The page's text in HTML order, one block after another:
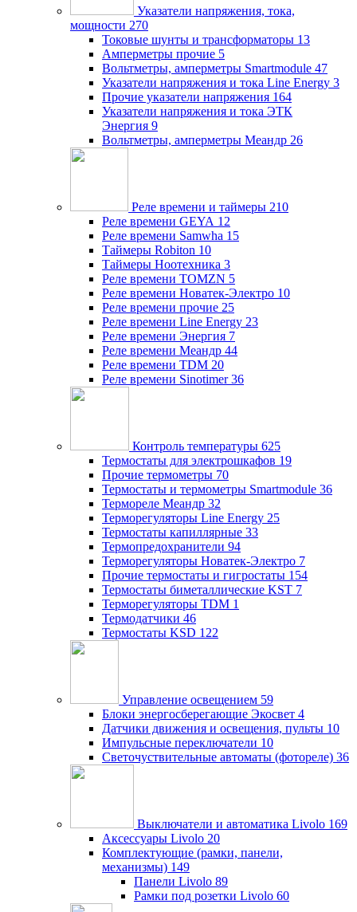
Указатели напряжения, тока,
мощности 270
Токовые шунты и трансформаторы 13
Амперметры прочие 5
Вольтметры, амперметры Smartmodule 47
Указатели напряжения и тока Line Energy 3
Прочие указатели напряжения 164
Указатели напряжения и тока ЭТК
Энергия 9
Вольтметры, амперметры Меандр 26
Реле времени и таймеры 210
Реле времени GEYA 12
Реле времени Samwha 15
Таймеры Robiton 10
Таймеры Ноотехника 3
Реле времени TOMZN 5
Реле времени Новатек-Электро 10
Реле времени прочие 25
Реле времени Line Energy 23
Реле времени Энергия 7
Реле времени Меандр 44
Реле времени TDM 20
Реле времени Sinotimer 36
Контроль температуры 625
Термостаты для электрошкафов 19
Прочие термометры 70
Термостаты и термометры Smartmodule 36
Термореле Меандр 32
Терморегуляторы Line Energy 25
Термостаты капиллярные 33
Термопредохранители 94
Терморегуляторы Новатек-Электро 7
Прочие термостаты и гигростаты 154
Термостаты биметаллические KST 7
Терморегуляторы TDM 1
Термодатчики 46
Термостаты KSD 122
Управление освещением 59
Блоки энергосберегающие Экосвет 4
Датчики движения и освещения, пульты 10
Импульсные переключатели 10
Светочуствительные автоматы (фотореле) 36
Выключатели и автоматика Livolo 169
Аксессуары Livolo 20
Комплектующие (рамки, панели,
механизмы) 149
Панели Livolo 89
Рамки под розетки Livolo 60